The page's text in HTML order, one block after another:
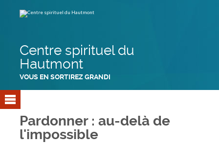
contenu.
Centre spirituel du
Hautmont
VOUS EN SORTIREZ GRANDI
Pardonner : au-delà de
l'impossible